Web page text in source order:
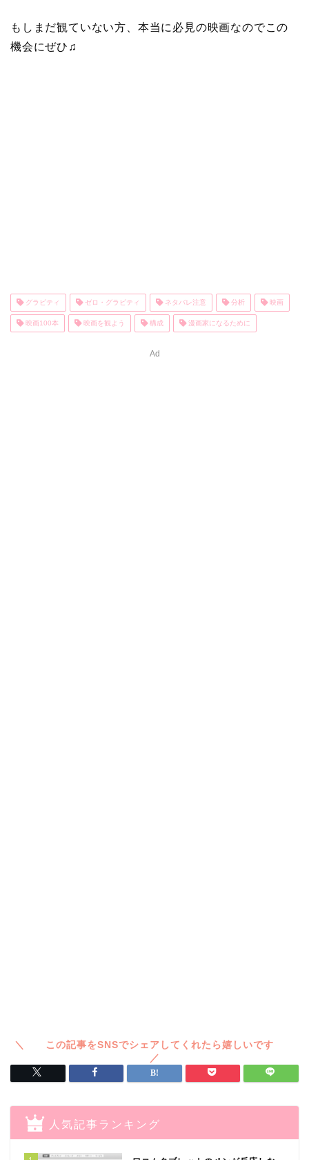
もしまだ観ていない方、本当に必見の映画なのでこの
機会にぜひ♫
グラビティ ゼロ・グラビティ ネタバレ注意 分析 映画
映画100本 映画を観よう 構成 漫画家になるために
Ad
人気記事ランキング